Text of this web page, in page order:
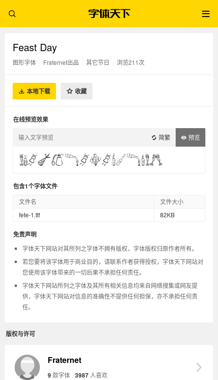
Feast Day
图形字体 Fraternet出品 其它节日 浏览211次
本地下载 收藏
在线预览效果
简繁 预览
包含1个字体文件
文件名
文件大小
fete-1.ttf
82KB
免责声明
字体天下网站对其所列之字体不拥有版权，字体版权归原作者所有。
若您要将该字体用于商业目的，请联系作者获得授权，字体天下网站对
您使用该字体带来的一切后果不承担任何责任。
字体天下网站所列之字体及其所有相关信息均来自网络搜集或网友提
供，字体天下网站对信息的准确性不提供任何担保，亦不承担任何责
任。
版权与许可
Fraternet
9款字体 3987 人喜欢